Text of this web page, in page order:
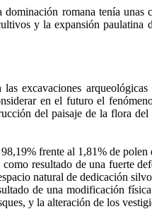
romana tenía unas
y la expansión
excavaciones
en el futuro el
del paisaje de la flora
frente al 1,81% de
resultado de una fuerte
natural de dedicación
de una modificación
y la alteración de los